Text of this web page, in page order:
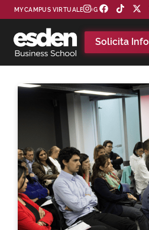
MYCAMPUS VIRTUAL BLOG
Solicita Info